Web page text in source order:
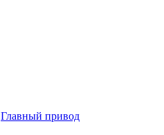
Главный привод